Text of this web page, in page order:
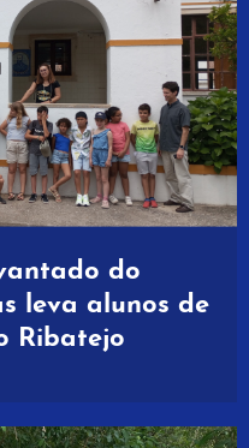
do
leva alunos de
Ribatejo